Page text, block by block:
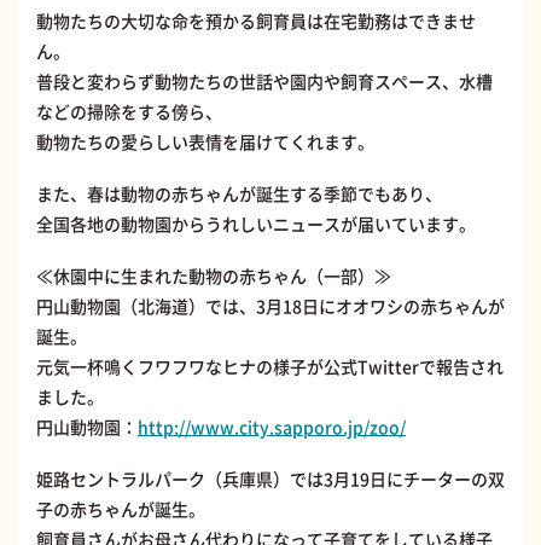
動物たちの大切な命を預かる飼育員は在宅勤務はできませ
ん。
普段と変わらず動物たちの世話や園内や飼育スペース、水槽
などの掃除をする傍ら、
動物たちの愛らしい表情を届けてくれます。
また、春は動物の赤ちゃんが誕生する季節でもあり、
全国各地の動物園からうれしいニュースが届いています。
≪休園中に生まれた動物の赤ちゃん（一部）≫
円山動物園（北海道）では、3月18日にオオワシの赤ちゃんが
誕生。
元気一杯鳴くフワフワなヒナの様子が公式Twitterで報告され
ました。
円山動物園： http://www.city.sapporo.jp/zoo/
姫路セントラルパーク（兵庫県）では3月19日にチーターの双
子の赤ちゃんが誕生。
飼育員さんがお母さん代わりになって子育てをしている様子